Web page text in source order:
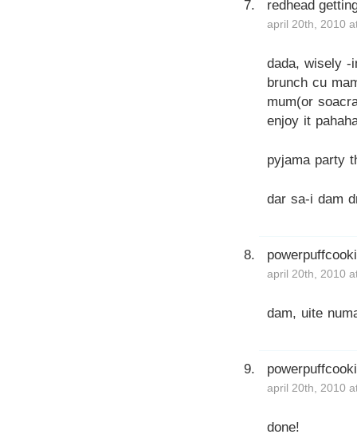
redhead
april 20th, 2010
dada, wisely -
brunch cu
mum(or
enjoy it
pyjama party
dar sa-i dam
april 20th, 2010
dam, uite
april 20th, 2010
done!